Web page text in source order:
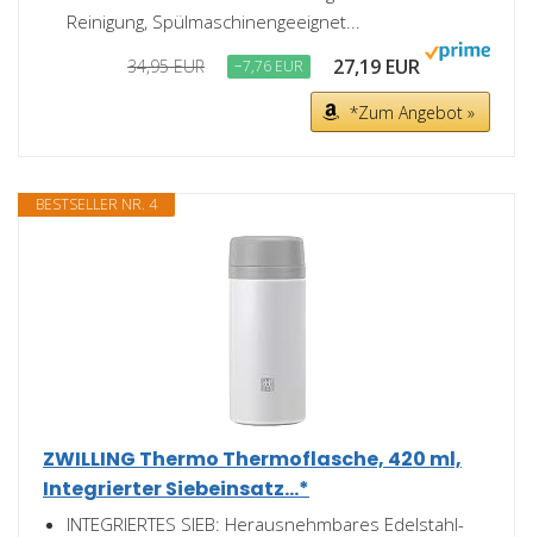
Reinigung, Spülmaschinengeeignet...
34,95 EUR −7,76 EUR 27,19 EUR
*Zum Angebot »
BESTSELLER NR. 4
ZWILLING Thermo Thermoflasche, 420 ml,
Integrierter Siebeinsatz...*
INTEGRIERTES SIEB: Herausnehmbares Edelstahl-